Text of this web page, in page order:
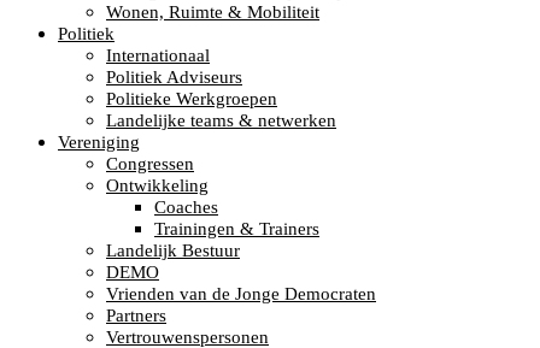
Wonen, Ruimte & Mobiliteit
Politiek
Internationaal
Politiek Adviseurs
Politieke Werkgroepen
Landelijke teams & netwerken
Vereniging
Congressen
Ontwikkeling
Coaches
Trainingen & Trainers
Landelijk Bestuur
DEMO
Vrienden van de Jonge Democraten
Partners
Vertrouwenspersonen